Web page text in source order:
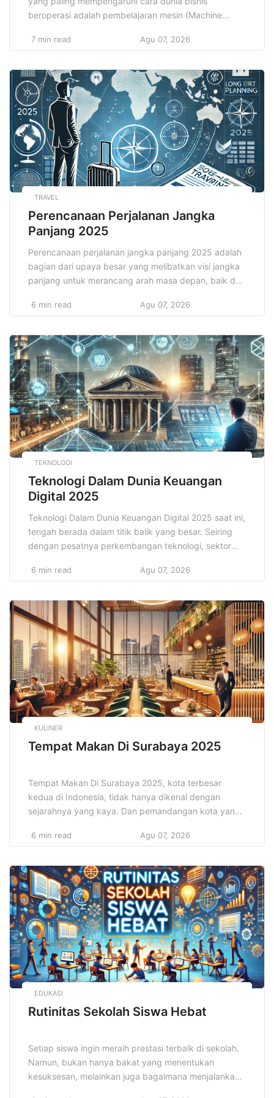
beroperasi adalah pembelajaran mesin (Machine
kecerdasan buatan (Artificial Intelligence/AI), telah
data, memproses informasi, serta mengambil
keputusan. Tidak hanya terbatas pada sektor
teknologi, kini pembelajaran mesin telah merambah ke
hampir seluruh bidang, […]
7 min read Agu 07, 2026
TRAVEL
Perencanaan Perjalanan Jangka
Panjang 2025
Perencanaan perjalanan jangka panjang 2025 adalah
bagian dari upaya besar yang melibatkan visi jangka
panjang untuk merancang arah masa depan, baik dari
infrastruktur. Fokus utama dalam perencanaan ini
menguntungkan bagi negara, masyarakat, dan
lingkungan hidup dalam jangka waktu panjang.
Sektor pariwisata, sebagai salah satu […]
6 min read Agu 07, 2026
TEKNOLOGI
Teknologi Dalam Dunia Keuangan
Digital 2025
Teknologi Dalam Dunia Keuangan Digital 2025 saat ini,
tengah berada dalam titik balik yang besar. Seiring
dengan pesatnya perkembangan teknologi, sektor
signifikan. Teknologi telah menjadi kekuatan
dengan uang, melakukan transaksi, serta mengelola
aset dan investasi. Pengenalan teknologi baru tidak
hanya meningkatkan kenyamanan dan efisiensi, […]
6 min read Agu 07, 2026
KULINER
Tempat Makan Di Surabaya 2025
Tempat Makan Di Surabaya 2025, kota terbesar
kedua di Indonesia, tidak hanya dikenal dengan
sejarahnya yang kaya. Dan pemandangan kota yang
menggoda. Pada tahun 2025, Surabaya semakin
tidak boleh dilewatkan. Dengan keanekaragaman
budaya dan tradisi, Surabaya menawarkan berbagai
macam hidangan yang memadukan […]
6 min read Agu 07, 2026
EDUKASI
Rutinitas Sekolah Siswa Hebat
Setiap siswa ingin meraih prestasi terbaik di sekolah.
Namun, bukan hanya bakat yang menentukan
kesuksesan, melainkan juga bagaimana menjalankan